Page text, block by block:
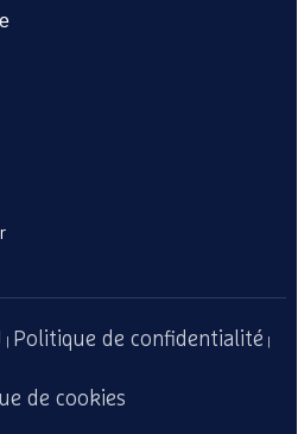
Politique de confidentialité
de cookies